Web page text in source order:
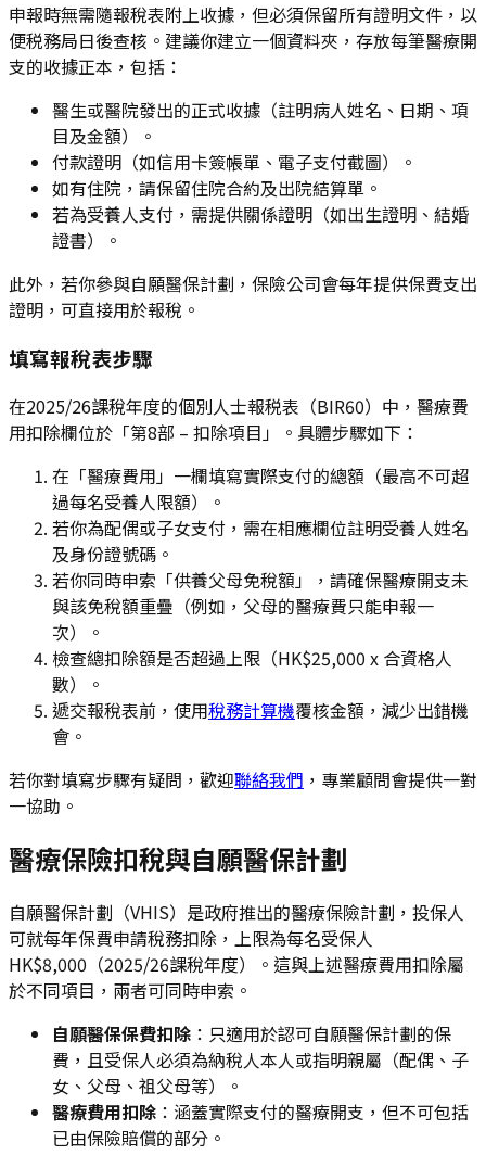
申報時無需隨報稅表附上收據，但必須保留所有證明文件，以
便税務局日後查核。建議你建立一個資料夾，存放每筆醫療開
支的收據正本，包括：
醫生或醫院發出的正式收據（註明病人姓名、日期、項
目及金額）。
付款證明（如信用卡簽帳單、電子支付截圖）。
如有住院，請保留住院合約及出院結算單。
若為受養人支付，需提供關係證明（如出生證明、結婚
證書）。
此外，若你參與自願醫保計劃，保險公司會每年提供保費支出
證明，可直接用於報稅。
填寫報稅表步驟
在2025/26課稅年度的個別人士報税表（BIR60）中，醫療費
用扣除欄位於「第8部 – 扣除項目」。具體步驟如下：
在「醫療費用」一欄填寫實際支付的總額（最高不可超
過每名受養人限額）。
若你為配偶或子女支付，需在相應欄位註明受養人姓名
及身份證號碼。
若你同時申索「供養父母免稅額」，請確保醫療開支未
與該免稅額重疊（例如，父母的醫療費只能申報一
次）。
檢查總扣除額是否超過上限（HK$25,000 x 合資格人
數）。
遞交報稅表前，使用稅務計算機覆核金額，減少出錯機
會。
若你對填寫步驟有疑問，歡迎聯絡我們 ，專業顧問會提供一對
一協助。
醫療保險扣稅與自願醫保計劃
自願醫保計劃（VHIS）是政府推出的醫療保險計劃，投保人
可就每年保費申請稅務扣除，上限為每名受保人
HK$8,000（2025/26課稅年度）。這與上述醫療費用扣除屬
於不同項目，兩者可同時申索。
自願醫保保費扣除 ：只適用於認可自願醫保計劃的保
費，且受保人必須為納稅人本人或指明親屬（配偶、子
女、父母、祖父母等）。
醫療費用扣除 ：涵蓋實際支付的醫療開支，但不可包括
已由保險賠償的部分。